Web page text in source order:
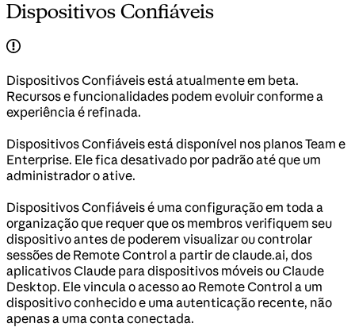
Dispositivos Confiáveis
Dispositivos Confiáveis está atualmente em beta.
Recursos e funcionalidades podem evoluir conforme a
experiência é refinada.
Dispositivos Confiáveis está disponível nos planos Team e
Enterprise. Ele fica desativado por padrão até que um
administrador o ative.
Dispositivos Confiáveis é uma configuração em toda a
organização que requer que os membros verifiquem seu
dispositivo antes de poderem visualizar ou controlar
sessões de Remote Control a partir de claude.ai, dos
aplicativos Claude para dispositivos móveis ou Claude
Desktop. Ele vincula o acesso ao Remote Control a um
dispositivo conhecido e uma autenticação recente, não
apenas a uma conta conectada.